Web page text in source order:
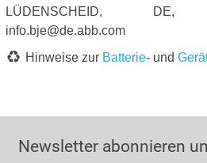
LÜDENSCHEID, DE,
info.bje@de.abb.com
Hinweise zur Batterie- und
Newsletter abonnieren